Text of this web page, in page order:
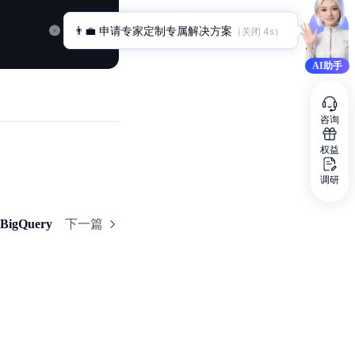
下一篇
BigQuery
AI助手
👨‍💼 申请专家定制专属解决方案 （关闭 4s）
咨询
权益
调研